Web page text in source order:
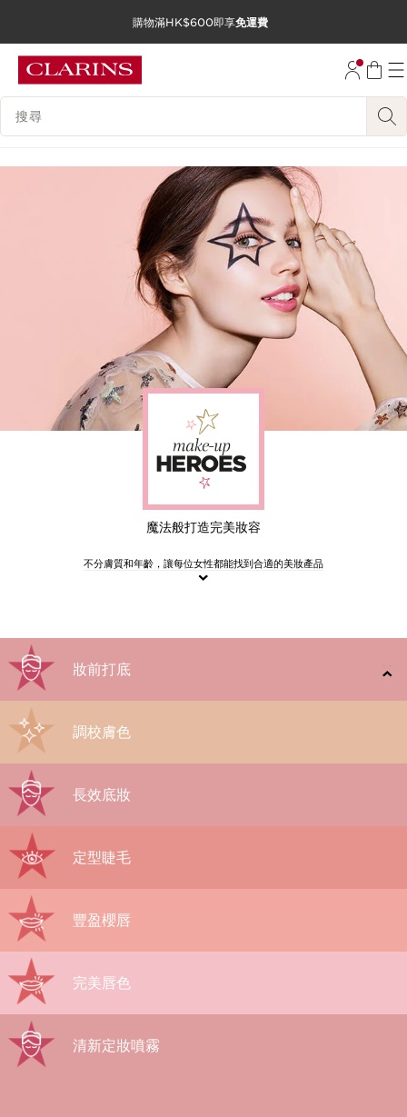
前往頁尾
購物滿HK$600即享免運費
搜尋內容說明
魔法般打造完美妝容
不分膚質和年齡，讓每位女性都能找到合適的美妝產品
妝前打底
調校膚色
長效底妝
定型睫毛
豐盈櫻唇
完美唇色
清新定妝噴霧